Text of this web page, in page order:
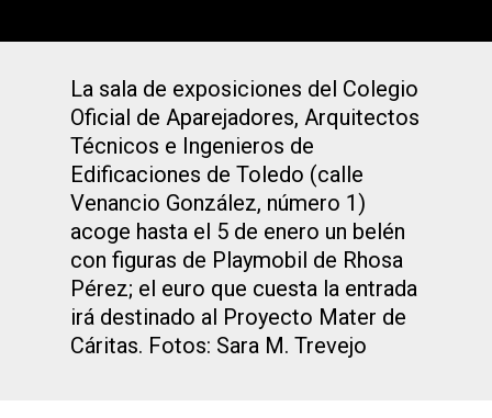
La sala de exposiciones del Colegio
Oficial de Aparejadores, Arquitectos
Técnicos e Ingenieros de
Edificaciones de Toledo (calle
Venancio González, número 1)
acoge hasta el 5 de enero un belén
con figuras de Playmobil de Rhosa
Pérez; el euro que cuesta la entrada
irá destinado al Proyecto Mater de
Cáritas. Fotos: Sara M. Trevejo